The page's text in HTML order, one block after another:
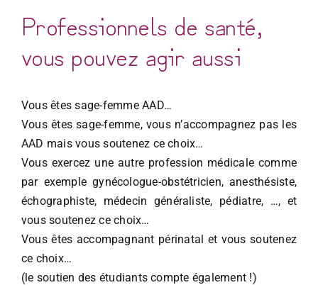
Professionnels de santé,
vous pouvez agir aussi
Vous êtes sage-femme AAD…
Vous êtes sage-femme, vous n’accompagnez pas les
AAD mais vous soutenez ce choix…
Vous exercez une autre profession médicale comme
par exemple gynécologue-obstétricien, anesthésiste,
échographiste, médecin généraliste, pédiatre, …, et
vous soutenez ce choix…
Vous êtes accompagnant périnatal et vous soutenez
ce choix…
(le soutien des étudiants compte également !)